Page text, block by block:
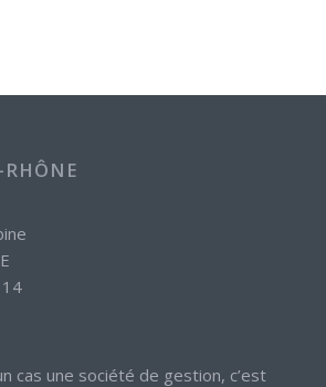
RHÔNE
cas une société de gestion, c’est